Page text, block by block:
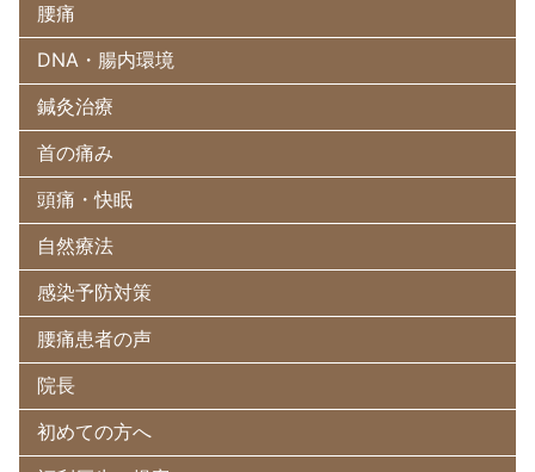
腰痛
DNA・腸内環境
鍼灸治療
首の痛み
頭痛・快眠
自然療法
感染予防対策
腰痛患者の声
院長
初めての方へ